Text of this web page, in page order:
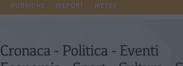
RUBRICHE IREPORT METEO